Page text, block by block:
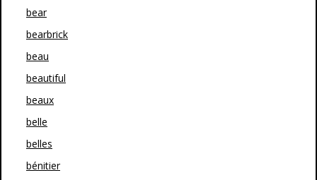
bear
bearbrick
beau
beautiful
beaux
belle
belles
bénitier